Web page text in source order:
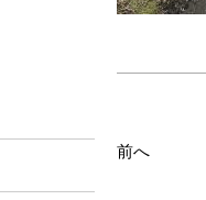
前へ